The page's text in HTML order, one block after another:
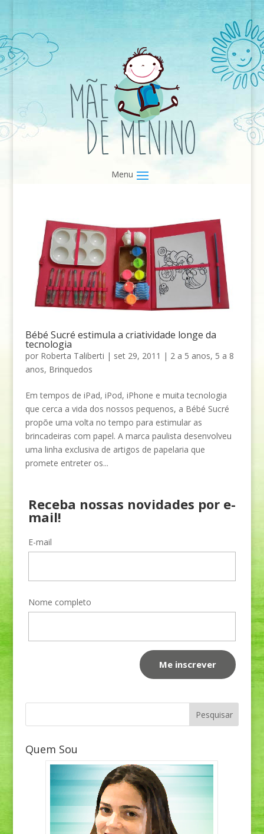
Bébé Sucré estimula a criatividade longe da
tecnologia
por Roberta Taliberti | set 29, 2011 | 2 a 5 anos, 5 a 8
anos, Brinquedos
Em tempos de iPad, iPod, iPhone e muita tecnologia
que cerca a vida dos nossos pequenos, a Bébé Sucré
propõe uma volta no tempo para estimular as
brincadeiras com papel. A marca paulista desenvolveu
uma linha exclusiva de artigos de papelaria que
promete entreter os...
Receba nossas novidades por e-
mail!
E-mail
Nome completo
Quem Sou